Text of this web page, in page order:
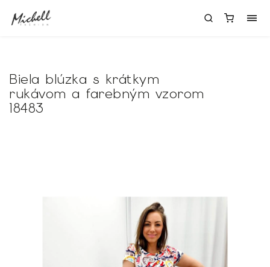
Biela blúzka s krátkym
rukávom a farebným vzorom
18483